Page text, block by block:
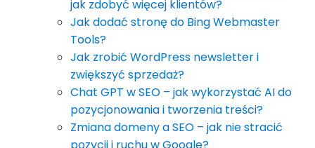
jak zdobyć więcej klientów?
Jak dodać stronę do Bing Webmaster
Tools?
Jak zrobić WordPress newsletter i
zwiększyć sprzedaż?
Chat GPT w SEO – jak wykorzystać AI do
pozycjonowania i tworzenia treści?
Zmiana domeny a SEO – jak nie stracić